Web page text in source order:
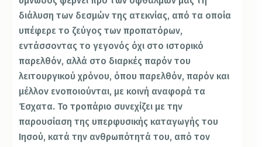
διάλυση των δεσμών της ατεκνίας, από τα οποία
υπέφερε το ζεύγος των προπατόρων,
εντάσσοντας το γεγονός όχι στο ιστορικό
παρελθόν, αλλά στο διαρκές παρόν του
λειτουργικού χρόνου, όπου παρελθόν, παρόν και
μέλλον ενοποιούνται, με κοινή αναφορά τα
Έσχατα. Το τροπάριο συνεχίζει με την
παρουσίαση της υπερφυσικής καταγωγής του
Ιησού, κατά την ανθρωπότητά του, από τον